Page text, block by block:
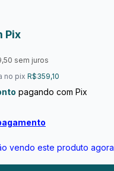
Pix
sem juros
no pix R$359,10
pagando com Pix
vendo este produto agora